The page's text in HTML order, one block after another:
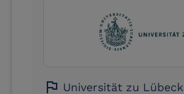
flag Universität zu Lübeck